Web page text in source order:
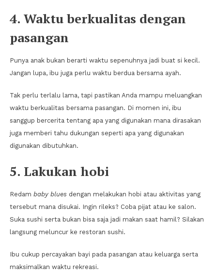
4. Waktu berkualitas dengan
pasangan
Punya anak bukan berarti waktu sepenuhnya jadi buat si kecil.
Jangan lupa, ibu juga perlu waktu berdua bersama ayah.
Tak perlu terlalu lama, tapi pastikan Anda mampu meluangkan
waktu berkualitas bersama pasangan. Di momen ini, ibu
sanggup bercerita tentang apa yang digunakan mana dirasakan
juga memberi tahu dukungan seperti apa yang digunakan
digunakan dibutuhkan.
5. Lakukan hobi
Redam baby blues dengan melakukan hobi atau aktivitas yang
tersebut mana disukai. Ingin rileks? Coba pijat atau ke salon.
Suka sushi serta bukan bisa saja jadi makan saat hamil? Silakan
langsung meluncur ke restoran sushi.
Ibu cukup percayakan bayi pada pasangan atau keluarga serta
maksimalkan waktu rekreasi.